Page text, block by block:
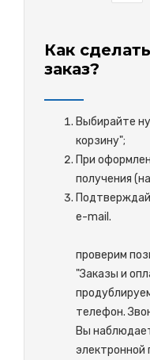
Как
заказ?
Выбирайте
корзину";
При
получения
e-
проверим
"Заказы и
телефон.
Вы
электронной